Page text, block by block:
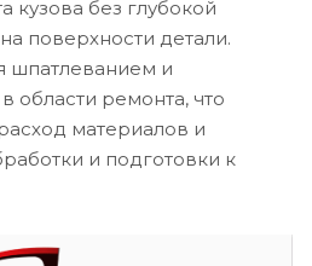
кузова без глубокой
поверхности детали.
шпатлеванием и
области ремонта, что
материалов и
и подготовки к